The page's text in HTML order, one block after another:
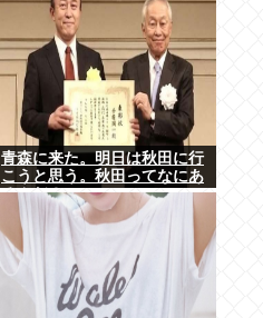
青森に来た。明日は秋田に行
こうと思う。秋田ってなにあ
るんだ？